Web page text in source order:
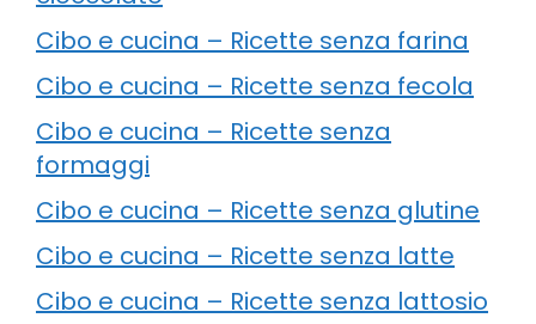
Cibo e cucina – Ricette senza farina
Cibo e cucina – Ricette senza fecola
Cibo e cucina – Ricette senza
formaggi
Cibo e cucina – Ricette senza glutine
Cibo e cucina – Ricette senza latte
Cibo e cucina – Ricette senza lattosio